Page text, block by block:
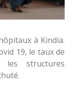
à Kindia.
19, le taux de
les structures